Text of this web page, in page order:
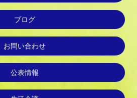
ブログ
お問い合わせ
公表情報